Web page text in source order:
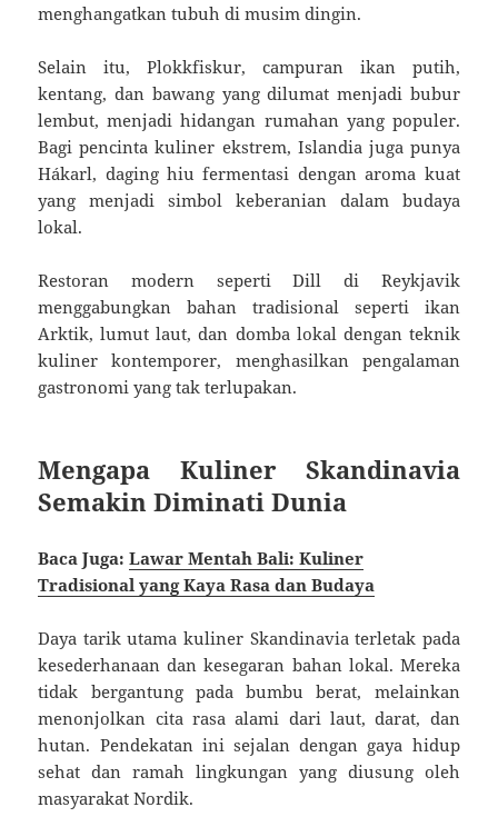
menghangatkan tubuh di musim dingin.
Selain itu, Plokkfiskur, campuran ikan putih,
kentang, dan bawang yang dilumat menjadi bubur
lembut, menjadi hidangan rumahan yang populer.
Bagi pencinta kuliner ekstrem, Islandia juga punya
Hákarl, daging hiu fermentasi dengan aroma kuat
yang menjadi simbol keberanian dalam budaya
lokal.
Restoran modern seperti Dill di Reykjavik
menggabungkan bahan tradisional seperti ikan
Arktik, lumut laut, dan domba lokal dengan teknik
kuliner kontemporer, menghasilkan pengalaman
gastronomi yang tak terlupakan.
Mengapa Kuliner Skandinavia
Semakin Diminati Dunia
Baca Juga:Lawar Mentah Bali: Kuliner
Tradisional yang Kaya Rasa dan Budaya
Daya tarik utama kuliner Skandinavia terletak pada
kesederhanaan dan kesegaran bahan lokal. Mereka
tidak bergantung pada bumbu berat, melainkan
menonjolkan cita rasa alami dari laut, darat, dan
hutan. Pendekatan ini sejalan dengan gaya hidup
sehat dan ramah lingkungan yang diusung oleh
masyarakat Nordik.